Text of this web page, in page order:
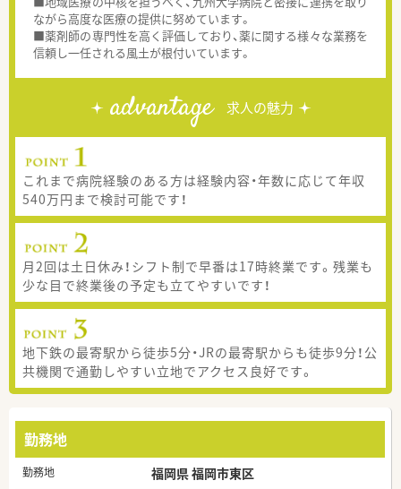
ながら高度な医療の提供に努めています。
■薬剤師の専門性を高く評価しており、薬に関する様々な業務を
信頼し一任される風土が根付いています。
advantage 求人の魅力
これまで病院経験のある方は経験内容・年数に応じて年収
540万円まで検討可能です！
月2回は土日休み！シフト制で早番は17時終業です。残業も
少な目で終業後の予定も立てやすいです！
地下鉄の最寄駅から徒歩5分・JRの最寄駅からも徒歩9分！公
共機関で通勤しやすい立地でアクセス良好です。
勤務地
勤務地 福岡県 福岡市東区